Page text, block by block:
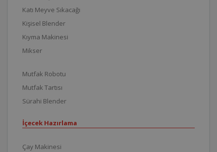
Katı Meyve Sıkacağı
Kişisel Blender
Kıyma Makinesi
Mikser
Mutfak Robotu
Mutfak Tartısı
Sürahi Blender
İçecek Hazırlama
Çay Makinesi